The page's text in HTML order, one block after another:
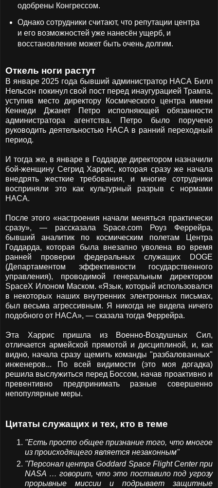
одобрены Конгрессом.
Однако сотрудники считают, что репутации центра
и его возможностей уже нанесён ущерб, и
восстановление может быть очень долгим.
Откель ноги растут
В январе 2025 года бывший администратор НАСА Билл
Нельсон покинул свой пост перед инаугурацией Трампа,
уступив место директору Космического центра имени
Кеннеди Джанет Петро исполняющей обязанности
администратора агентства. Петро было поручено
руководить деятельностью НАСА в ранний переходный
период.
И тогда же, в январе в Годдарде директором назначили
бой-женщину Сегрид Харрис, которая сразу же начала
внедрять жесткие требования, и многие сотрудники
восприняли это как культурный разрыв с нормами
НАСА.
После этого «настроения начали меняться практически
сразу», — рассказала Space.com Роуз Феррейра,
бывший аналитик по космическим полетам Центра
Годдарда, которая была внезапно уволена во время
ранней проверки федеральных служащих DOGE
(Департаментом эффективности государственного
управления), проводимой генеральным директором
SpaceX Илоном Маском. «Язык, который использовался
в некоторых наших внутренних электронных письмах,
был весьма агрессивным. Я никогда не видела ничего
подобного от НАСА», — сказала тогда Феррейра.
Эта Харрис пришла из Военно-Воздушных Сил,
отличается армейской прямотой и дисциплиной, и, как
видно, начала сразу щемить команды "разбалованных"
инженеров... По всей видимости (это моя догадка)
решила выслужиться перед Боссом, начав проактивно и
превентивно предпринимать разные совершенно
непопулярные меры.
Цитаты служащих и тех, кто в теме
"Есть просто общее признание того, что многое
из происходящего является незаконным"
"Персонал центра Goddard Space Flight Center при
NASA … говорит, что это поставило под угрозу
прорывные миссии и подрывает защитные